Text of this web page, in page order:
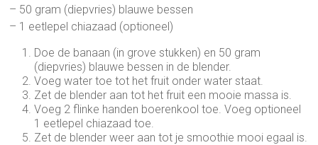
– 50 gram (diepvries) blauwe bessen
– 1 eetlepel chiazaad (optioneel)
Doe de banaan (in grove stukken) en 50 gram
(diepvries) blauwe bessen in de blender.
Voeg water toe tot het fruit onder water staat.
Zet de blender aan tot het fruit een mooie massa is.
Voeg 2 flinke handen boerenkool toe. Voeg optioneel
1 eetlepel chiazaad toe.
Zet de blender weer aan tot je smoothie mooi egaal is.